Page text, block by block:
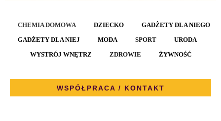
CHEMIA DOMOWA DZIECKO
GADŻETY DLA NIEGO
GADŻETY DLA NIEJ
MODA SPORT
URODA
WYSTRÓJ WNĘTRZ
ZDROWIE ŻYWNOŚĆ
WSPÓŁPRACA / KONTAKT